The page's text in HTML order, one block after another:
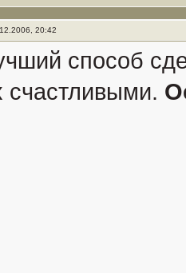
20:42
способ
счастливыми.